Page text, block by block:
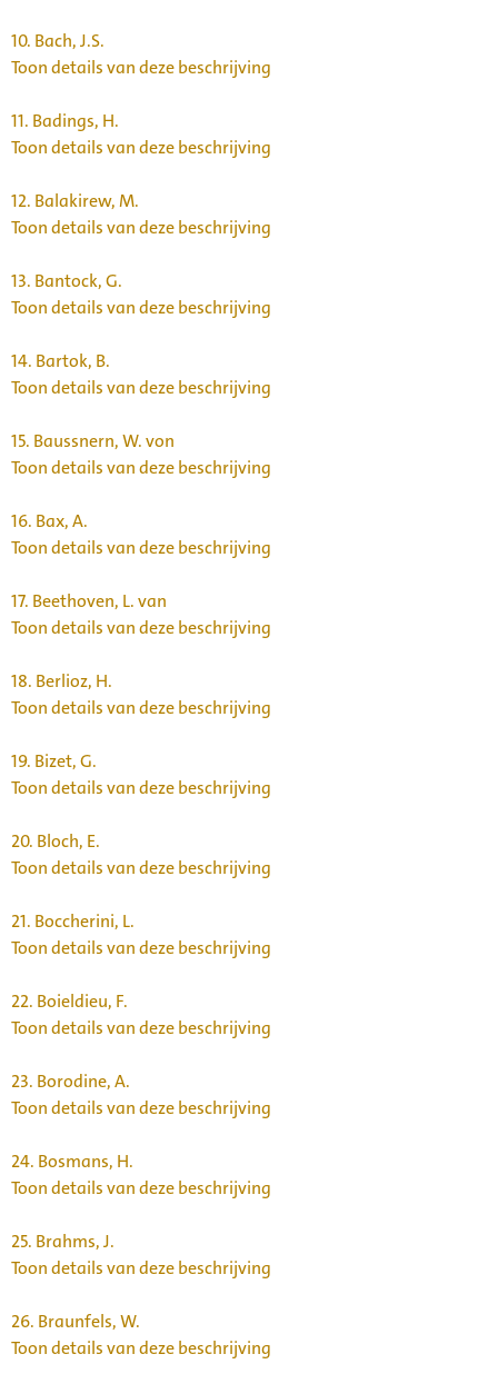
10. Bach, J.S.
Toon details van deze beschrijving
11. Badings, H.
Toon details van deze beschrijving
12. Balakirew, M.
Toon details van deze beschrijving
13. Bantock, G.
Toon details van deze beschrijving
14. Bartok, B.
Toon details van deze beschrijving
15. Baussnern, W. von
Toon details van deze beschrijving
16. Bax, A.
Toon details van deze beschrijving
17. Beethoven, L. van
Toon details van deze beschrijving
18. Berlioz, H.
Toon details van deze beschrijving
19. Bizet, G.
Toon details van deze beschrijving
20. Bloch, E.
Toon details van deze beschrijving
21. Boccherini, L.
Toon details van deze beschrijving
22. Boieldieu, F.
Toon details van deze beschrijving
23. Borodine, A.
Toon details van deze beschrijving
24. Bosmans, H.
Toon details van deze beschrijving
25. Brahms, J.
Toon details van deze beschrijving
26. Braunfels, W.
Toon details van deze beschrijving